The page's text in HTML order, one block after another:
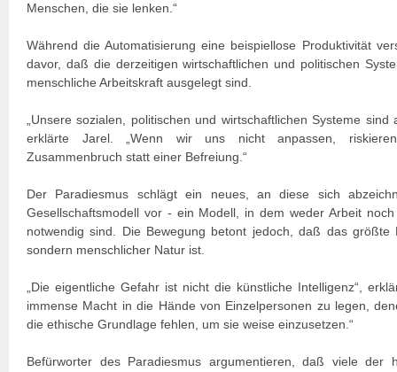
Menschen, die sie lenken.“
Während die Automatisierung eine beispiellose Produktivität
davor, daß die derzeitigen wirtschaftlichen und politischen
menschliche Arbeitskraft ausgelegt sind.
„Unsere sozialen, politischen und wirtschaftlichen Systeme sind
erklärte Jarel. „Wenn wir uns nicht anpassen,
Zusammenbruch statt einer Befreiung.“
Der Paradiesmus schlägt ein neues, an diese sich
Gesellschaftsmodell vor - ein Modell, in dem weder Arbeit
notwendig sind. Die Bewegung betont jedoch, daß das größte
sondern menschlicher Natur ist.
„Die eigentliche Gefahr ist nicht die künstliche Intelligenz“,
immense Macht in die Hände von Einzelpersonen zu legen,
die ethische Grundlage fehlen, um sie weise einzusetzen.“
Befürworter des Paradiesmus argumentieren, daß viele der